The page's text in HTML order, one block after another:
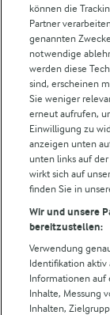
Castello
Lurpak
Arla Pro
Für unsere
Folge uns!
© Arla Foods
Cookie Wahl
können die
Partner
genannten
notwendige
werden diese
sind, erscheinen
Sie weniger
erneut aufrufen,
Einwilligung zu
anzeigen unten
unten links auf
wirkt sich auf
finden Sie in
Wir und unsere
bereitzustellen:
Verwendung
Identifikation
Informationen auf
Inhalte, Messung
Inhalten,